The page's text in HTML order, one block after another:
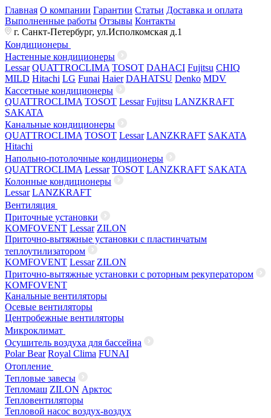
Главная О компании Гарантии Статьи Доставка и оплата
Выполненные работы Отзывы Контакты
г. Санкт-Петербург, ул.Исполкомская д.1
Кондиционеры
Настенные кондиционеры
Lessar QUATTROCLIMA TOSOT DAHACI Fujitsu CHIQ
MILD Hitachi LG Funai Haier DAHATSU Denko MDV
Кассетные кондиционеры
QUATTROCLIMA TOSOT Lessar Fujitsu LANZKRAFT
SAKATA
Канальные кондиционеры
QUATTROCLIMA TOSOT Lessar LANZKRAFT SAKATA
Hitachi
Напольно-потолочные кондиционеры
QUATTROCLIMA Lessar TOSOT LANZKRAFT SAKATA
Колонные кондиционеры
Lessar LANZKRAFT
Вентиляция
Приточные установки
KOMFOVENT Lessar ZILON
Приточно-вытяжные установки с пластинчатым
теплоутилизатором
KOMFOVENT Lessar ZILON
Приточно-вытяжные установки с роторным рекуператором
KOMFOVENT
Канальные вентиляторы
Осевые вентиляторы
Центробежные вентиляторы
Микроклимат
Осушитель воздуха для бассейна
Polar Bear Royal Clima FUNAI
Отопление
Тепловые завесы
Тепломаш ZILON Арктос
Тепловентиляторы
Тепловой насос воздух-воздух